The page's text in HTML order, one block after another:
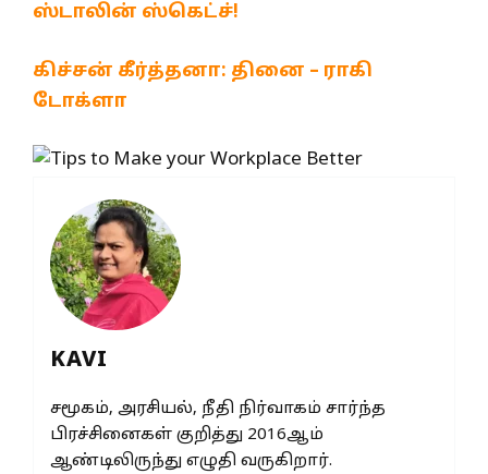
ஸ்டாலின் ஸ்கெட்ச்!
கிச்சன் கீர்த்தனா: தினை – ராகி
டோக்ளா
KAVI
சமூகம், அரசியல், நீதி நிர்வாகம் சார்ந்த
பிரச்சினைகள் குறித்து 2016ஆம்
ஆண்டிலிருந்து எழுதி வருகிறார்.